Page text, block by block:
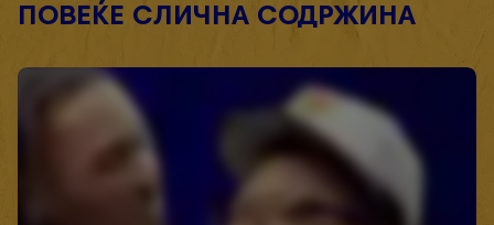
ПОВЕЌЕ СЛИЧНА СОДРЖИНА